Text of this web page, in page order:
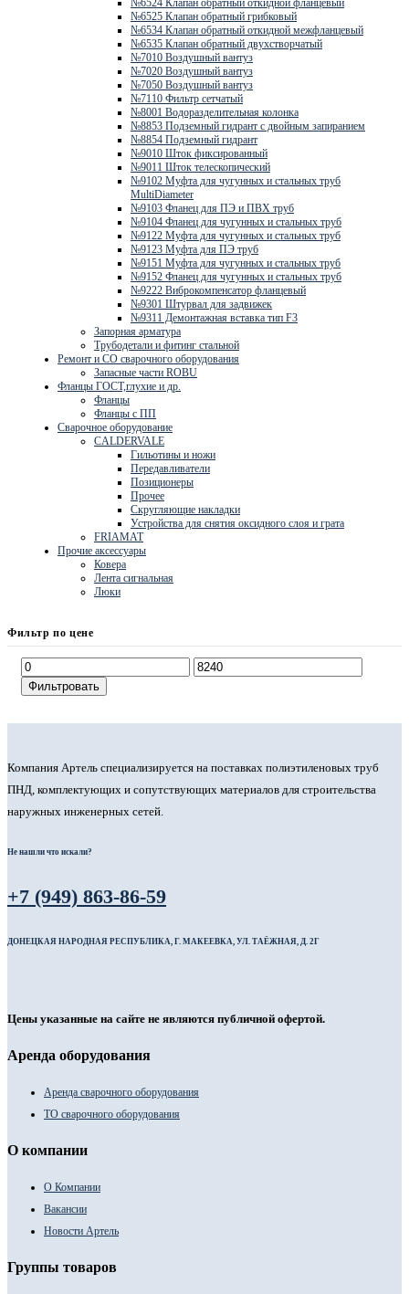
№6524 Клапан обратный откидной фланцевый
№6525 Клапан обратный грибковый
№6534 Клапан обратный откидной межфланцевый
№6535 Клапан обратный двухстворчатый
№7010 Воздушный вантуз
№7020 Воздушный вантуз
№7050 Воздушный вантуз
№7110 Фильтр сетчатый
№8001 Водоразделительная колонка
№8853 Подземный гидрант с двойным запиранием
№8854 Подземный гидрант
№9010 Шток фиксированный
№9011 Шток телескопический
№9102 Муфта для чугунных и стальных труб
MultiDiameter
№9103 Фланец для ПЭ и ПВХ труб
№9104 Фланец для чугунных и стальных труб
№9122 Муфта для чугунных и стальных труб
№9123 Муфта для ПЭ труб
№9151 Муфта для чугунных и стальных труб
№9152 Фланец для чугунных и стальных труб
№9222 Виброкомпенсатор фланцевый
№9301 Штурвал для задвижек
№9311 Демонтажная вставка тип F3
Запорная арматура
Трубодетали и фитинг стальной
Ремонт и СО сварочного оборудования
Запасные части ROBU
Фланцы ГОСТ,глухие и др.
Фланцы
Фланцы с ПП
Сварочное оборудование
CALDERVALE
Гильотины и ножи
Передавливатели
Позиционеры
Прочее
Скругляющие накладки
Устройства для снятия оксидного слоя и грата
FRIAMAT
Прочие аксессуары
Ковера
Лента сигнальная
Люки
Фильтр по цене
Фильтровать
Компания Артель специализируется на поставках полиэтиленовых труб
ПНД, комплектующих и сопутствующих материалов для строительства
наружных инженерных сетей.
Не нашли что искали?
+7 (949) 863-86-59
ДОНЕЦКАЯ НАРОДНАЯ РЕСПУБЛИКА, Г. МАКЕЕВКА, УЛ. ТАЁЖНАЯ, Д. 2Г
Цены указанные на сайте не являются публичной офертой.
Аренда оборудования
Аренда сварочного оборудования
ТО сварочного оборудования
О компании
О Компании
Вакансии
Новости Артель
Группы товаров